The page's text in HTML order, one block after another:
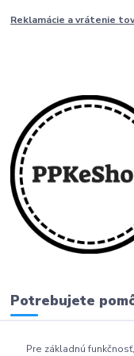
Reklamácie a vrátenie
Potrebujete
0911 279 230
Pre základnú